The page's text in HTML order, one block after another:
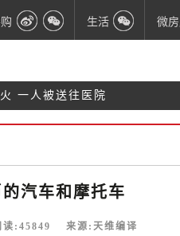
生活 微
一人被送往医院
有暴风雪、强降雨预
汽车和摩托车
: 45849 来源:天维编译